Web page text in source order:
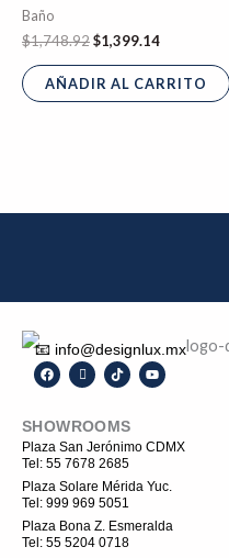
Baño
$1,748.92$1,399.14
AÑADIR AL CARRITO
📧 info@designlux.mx
F
a
b
o
o
k
I
c
-
i
n
s
t
a
g
r
a
m
T
i
o
k
Y
o
b
e
SHOWROOMS
Plaza San Jerónimo CDMX
Tel: 55 7678 2685
Plaza Solare Mérida Yuc.
Tel: 999 969 5051
Plaza Bona Z. Esmeralda
Tel: 55 5204 0718